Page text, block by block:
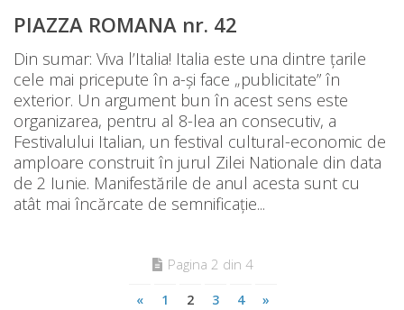
PIAZZA ROMANA nr. 42
Din sumar: Viva l’Italia! Italia este una dintre ţarile
cele mai pricepute în a-și face „publicitate” în
exterior. Un argument bun în acest sens este
organizarea, pentru al 8-lea an consecutiv, a
Festivalului Italian, un festival cultural-economic de
amploare construit în jurul Zilei Nationale din data
de 2 Iunie. Manifestările de anul acesta sunt cu
atât mai încărcate de semnificaţie...
Pagina 2 din 4
« 1 2 3 4 »